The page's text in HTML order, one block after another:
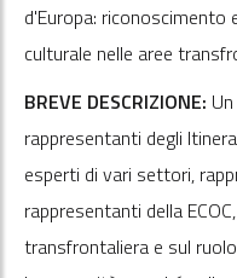
d'Europa:
culturale nelle aree
BREVE DESCRIZIONE:
rappresentanti degli
esperti di vari settori,
rappresentanti della
transfrontaliera e sul